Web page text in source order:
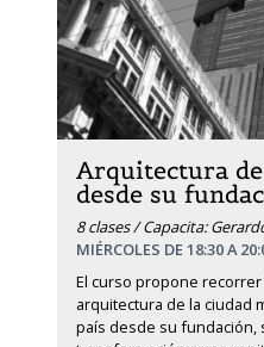
Arquitectura
desde su
8 clases / Capacita:
MIÉRCOLES DE 18:30 A
El curso propone
arquitectura de la ciudad
país desde su fundación,